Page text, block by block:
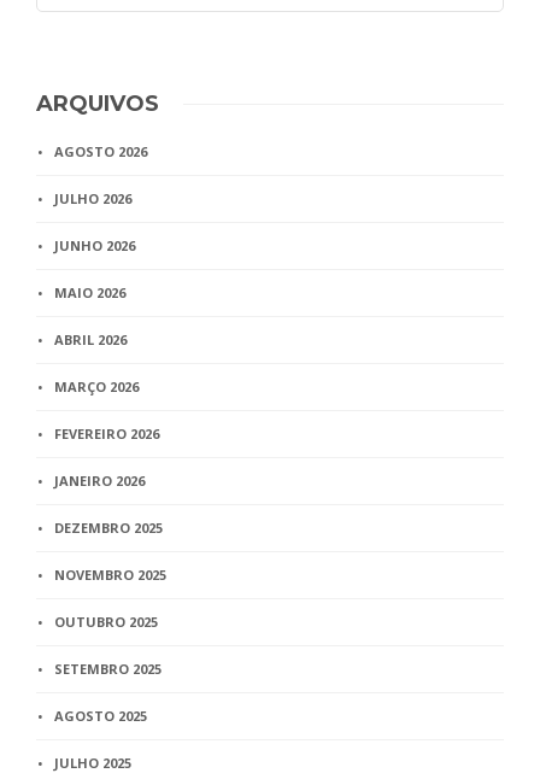
ARQUIVOS
AGOSTO 2026
JULHO 2026
JUNHO 2026
MAIO 2026
ABRIL 2026
MARÇO 2026
FEVEREIRO 2026
JANEIRO 2026
DEZEMBRO 2025
NOVEMBRO 2025
OUTUBRO 2025
SETEMBRO 2025
AGOSTO 2025
JULHO 2025